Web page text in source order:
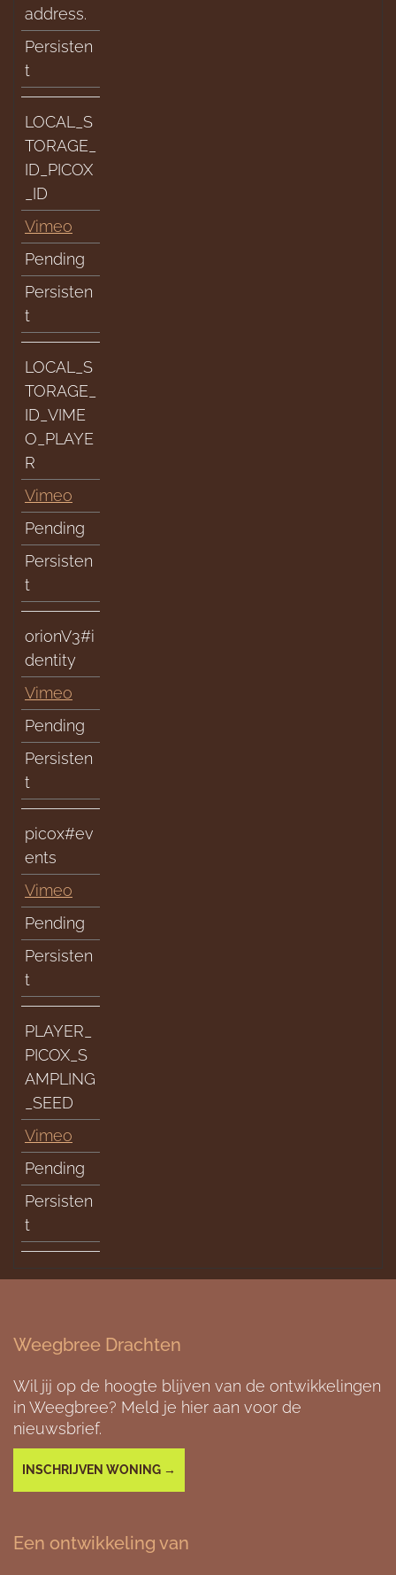
address.
Persisten
t
LOCAL_S
TORAGE_
ID_PICOX
_ID
Vimeo
Pending
Persisten
t
LOCAL_S
TORAGE_
ID_VIME
O_PLAYE
R
Vimeo
Pending
Persisten
t
orionV3#i
dentity
Vimeo
Pending
Persisten
t
picox#ev
ents
Vimeo
Pending
Persisten
t
PLAYER_
PICOX_S
AMPLING
_SEED
Vimeo
Pending
Persisten
t
Weegbree Drachten
Wil jij op de hoogte blijven van de ontwikkelingen
in Weegbree? Meld je hier aan voor de
nieuwsbrief.
INSCHRIJVEN WONING →
Een ontwikkeling van